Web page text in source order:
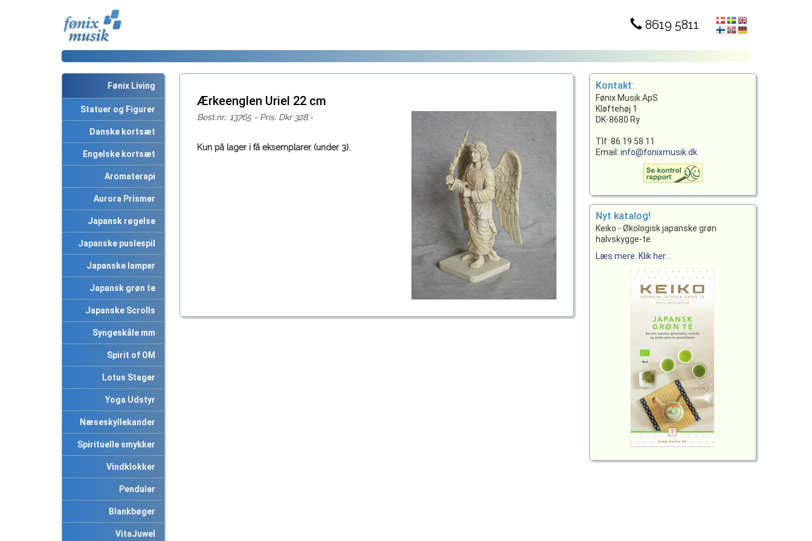
8619 5811
Fønix Living
Statuer og Figurer
Danske kortsæt
Engelske kortsæt
Aromaterapi
Aurora Prismer
Japansk røgelse
Japanske puslespil
Japanske lamper
Japansk grøn te
Japanske Scrolls
Syngeskåle mm
Spirit of OM
Lotus Stager
Yoga Udstyr
Næseskyllekander
Spirituelle smykker
Vindklokker
Penduler
Blankbøger
VitaJuwel
Ærkeenglen Uriel 22 cm
Best.nr.: 13765 - Pris: Dkr 328,-
Kun på lager i få eksemplarer (under 3).
Kontakt:
Fønix Musik ApS
Kløftehøj 1
DK-8680 Ry
Tlf: 86 19 58 11
Email:info@fonixmusik.dk
Nyt katalog!
Keiko - Økologisk japanske grøn
halvskygge-te.
Læs mere. Klik her...